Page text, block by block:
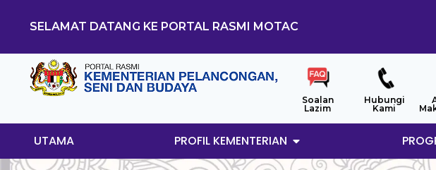
SELAMAT DATANG KE PORTAL RASMI MOTAC
Soalan
Lazim
Hubungi
Kami
UTAMA PROFIL KEMENTERIAN